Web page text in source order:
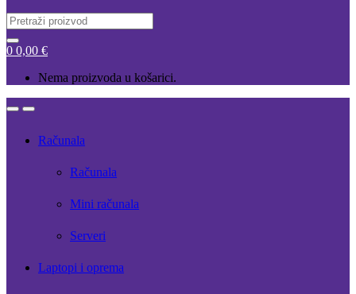
Search
for:
0 0,00 €
Nema proizvoda u košarici.
OpenClose
Računala
Računala
Mini računala
Serveri
Laptopi i oprema